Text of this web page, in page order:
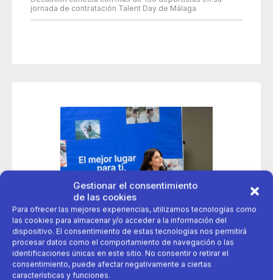
Gestionar el consentimiento
de las cookies
Para ofrecer las mejores experiencias, utilizamos tecnologías como
las cookies para almacenar y/o acceder a la información del
dispositivo. El consentimiento de estas tecnologías nos permitirá
procesar datos como el comportamiento de navegación o las
identificaciones únicas en este sitio. No consentir o retirar el
consentimiento, puede afectar negativamente a ciertas
características y funciones.
jornada de contratación Talent Day de Málaga